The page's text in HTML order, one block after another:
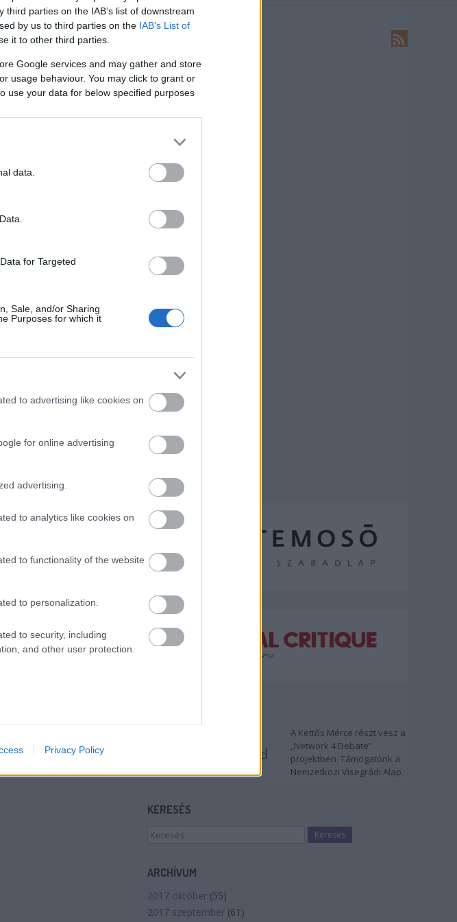
parties on the IAB’s list of downstream
by us to third parties on the IAB’s List of
it to other third parties.
Google services and may gather and store
usage behaviour. You may click to grant or
use your data for below specified purposes
data.
for Targeted
Sale, and/or Sharing
Purposes for which it
to advertising like cookies on
for online advertising
advertising.
to analytics like cookies on
to functionality of the website
to personalization.
to security, including
and other user protection.
Privacy Policy
élharcosa, a jelenlegi
szellemi-
elismert művésze.
televíziós
Kezdő tüntetőknek
ideális
Ide írhatsz levelet nekünk!
HIRDETÉS
A Kettős Mérce részt vesz a
„Network 4 Debate”
projektben. Támogatónk a
Nemzetközi Visegrádi Alap.
KERESÉS
ARCHÍVUM
2017 október (55)
2017 szeptember (61 )